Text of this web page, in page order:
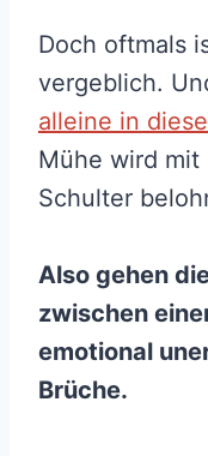
Doch oftmals
vergeblich.
alleine in
Mühe wird mit
Schulter
Also gehen
zwischen
emotional
Brüche.